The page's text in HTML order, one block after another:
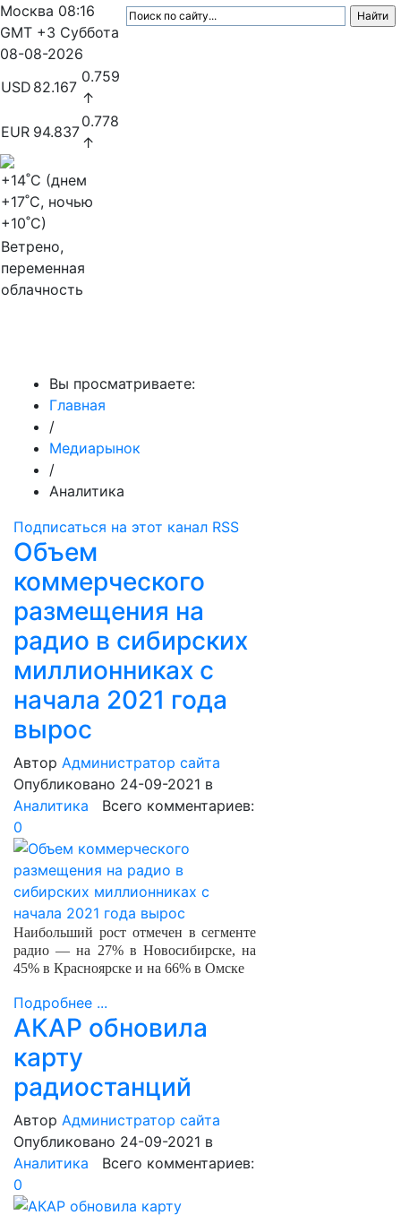
Москва 08:16
GMT +3 Суббота
08-08-2026
USD 82.167
0.759
↑
EUR 94.837
0.778
↑
+14˚C (днем
+17˚C, ночью
+10˚C)
Ветрено,
переменная
облачность
Вы просматриваете:
Главная
/
Медиарынок
/
Аналитика
Подписаться на этот канал RSS
Объем
коммерческого
размещения на
радио в сибирских
миллионниках с
начала 2021 года
вырос
Автор Администратор сайта
Опубликовано 24-09-2021 в
Аналитика Всего комментариев:
0
Наибольший рост отмечен в сегменте
радио — на 27% в Новосибирске, на
45% в Красноярске и на 66% в Омске
Подробнее ...
АКАР обновила
карту
радиостанций
Автор Администратор сайта
Опубликовано 24-09-2021 в
Аналитика Всего комментариев:
0